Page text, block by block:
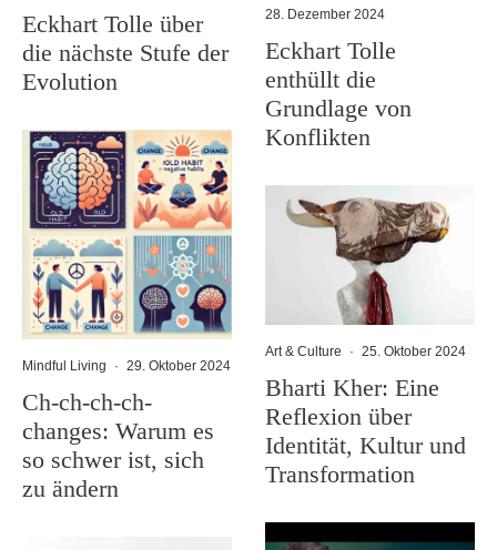
Eckhart Tolle über
die nächste Stufe der
Evolution
Mindful Living · 29. Oktober 2024
Ch-ch-ch-ch-
changes: Warum es
so schwer ist, sich
zu ändern
28. Dezember 2024
Eckhart Tolle
enthüllt die
Grundlage von
Konflikten
Art & Culture · 25. Oktober 2024
Bharti Kher: Eine
Reflexion über
Identität, Kultur und
Transformation